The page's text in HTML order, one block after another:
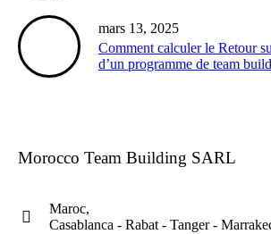
mars 13, 2025
Comment calculer le Retour
d’un programme de team
Morocco Team Building SARL
Maroc
Casablanca - Rabat - Tanger -